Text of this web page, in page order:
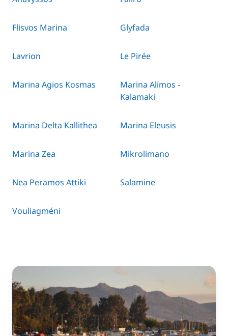
Flisvos Marina Glyfada
Lavrion Le Pirée
Marina Agios Kosmas
Marina Alimos -
Kalamaki
Marina Delta Kallithea Marina Eleusis
Marina Zea Mikrolimano
Nea Peramos Attiki Salamine
Vouliagméni